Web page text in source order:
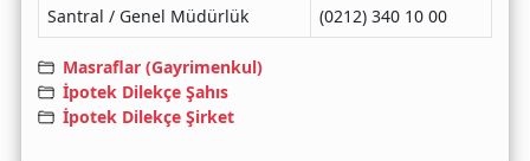
Santral / Genel Müdürlük
(0212) 340 10 00
Masraflar (Gayrimenkul)
İpotek Dilekçe Şahıs
İpotek Dilekçe Şirket